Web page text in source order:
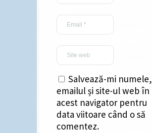
Salvează-mi numele,
emailul și site-ul web în
acest navigator pentru
data viitoare când o să
comentez.